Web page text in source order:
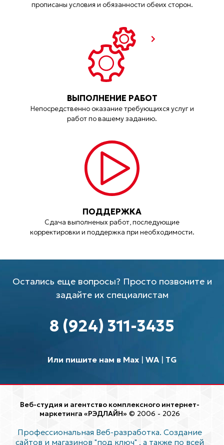
прописаны условия и обязанности обеих сторон.
ВЫПОЛНЕНИЕ РАБОТ
Непосредственно оказание требующихся услуг и
работ по вашему заданию.
ПОДДЕРЖКА
Сдача выполненых работ, последующие
корректировки и поддержка при необходимости.
Остались еще вопросы? Просто позвоните и
задайте их специалистам
8 (924) 311-3435
Или пишите нам в Max| WA| TG
Веб-студия и агентство комплексного интернет-
маркетинга «РЭДЛАЙН» © 2006 - 2026
Профессиональная Веб-разработка. Создание
сайтов и магазинов "под ключ" , а также по всей